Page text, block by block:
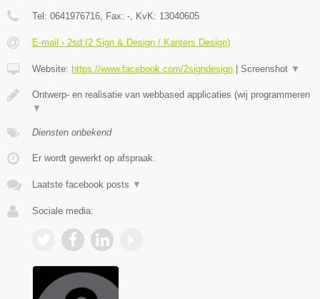
Tel: 0641976716 , Fax: - , KvK: 13040605
E-mail › 2sd (2 Sign & Design / Kanters Design)
Website: https://www.facebook.com/2signdesign Screenshot ▼
Ontwerp- en realisatie van webbased applicaties (wij programmeren
▼
Diensten onbekend
Er wordt gewerkt op afspraak.
Laatste facebook posts ▼
Sociale media: